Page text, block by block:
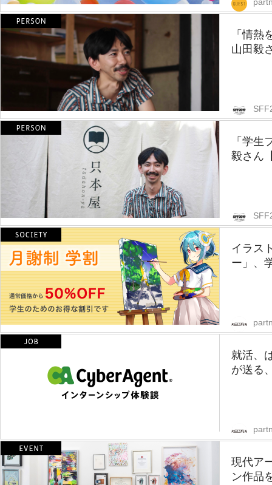
「情熱
山田毅
「学生
毅さん
イラス
ー」、
就活、
が送る
現代ア
ン作品